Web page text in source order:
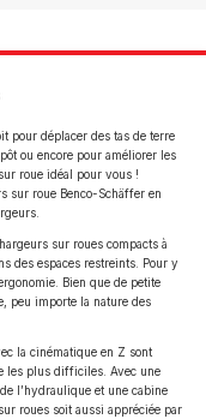
pour déplacer des tas de terre
ou encore pour améliorer les
roue idéal pour vous !
sur roue Benco-Schäffer en
sur roues compacts à
des espaces restreints. Pour y
Bien que de petite
peu importe la nature des
la cinématique en Z sont
les plus difficiles. Avec une
l’hydraulique et une cabine
roues soit aussi appréciée par